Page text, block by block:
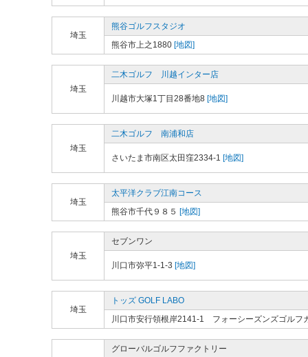
埼玉
熊谷ゴルフスタジオ
熊谷市上之1880 [地図]
埼玉
二木ゴルフ 川越インター店
川越市大塚1丁目28番地8 [地図]
埼玉
二木ゴルフ 南浦和店
さいたま市南区太田窪2334-1 [地図]
埼玉
太平洋クラブ江南コース
熊谷市千代９８５ [地図]
埼玉
セブンワン
川口市弥平1-1-3 [地図]
埼玉
トッズ GOLF LABO
川口市安行領根岸2141-1 フォーシーズンズゴルフ
グローバルゴルフファクトリー